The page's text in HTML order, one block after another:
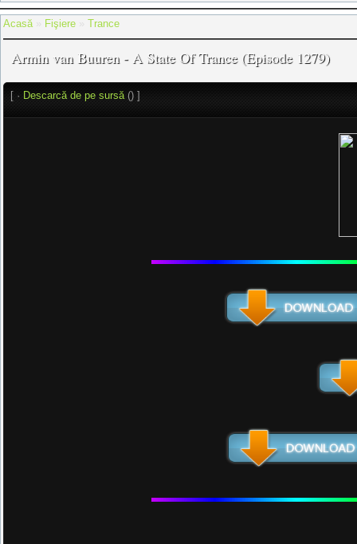
Acasă» Fişiere Trance
Armin van Buuren - A State Of Trance (Episode 1279)
[ · Descarcă de pe sursă() ]